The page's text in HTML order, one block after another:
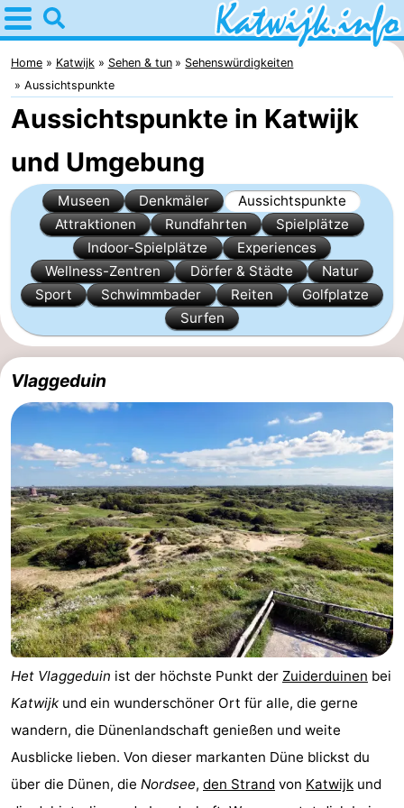
Home
Katwijk
Tipps
kindern
Übernachten
Appartements
Campingplätze
Ferienhäuser
-
De
Noordduinen
-
Duinrell
Hotels
Lastminutes
Strand
Sehen
&
tun
-
Museen
-
Denkmäler
-
Aussichtspunkte
Attraktionen
-
Rundfahrten
-
Home Katwijk Sehen & tun
Sehenswürdigkeiten
Aussichtspunkte
Aussichtspunkte in Katwijk
und Umgebung
Museen Denkmäler
Aussichtspunkte
Attraktionen
Rundfahrten
Spielplätze
Indoor-Spielplätze
Experiences
Wellness-Zentren
Dörfer & Städte
Natur
Sport
Schwimmbader Reiten
Golfplatze
Surfen
Vlaggeduin
Het Vlaggeduin ist der höchste Punkt der Zuiderduinen bei
Katwijk und ein wunderschöner Ort für alle, die gerne
wandern, die Dünenlandschaft genießen und weite
Ausblicke lieben. Von dieser markanten Düne blickst du
über die Dünen, die Nordsee, den Strand von Katwijk und